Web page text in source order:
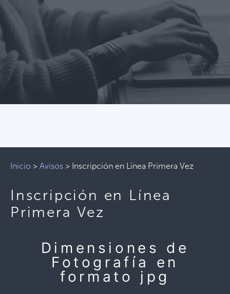
Inicio > Avisos > Inscripción en Línea Primera Vez
Inscripción en Línea
Primera Vez
Dimensiones de
Fotografía en
formato jpg